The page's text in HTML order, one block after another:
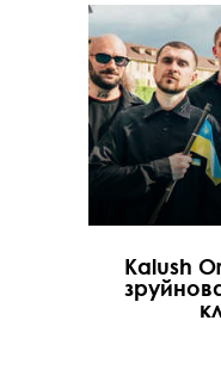
Kalush